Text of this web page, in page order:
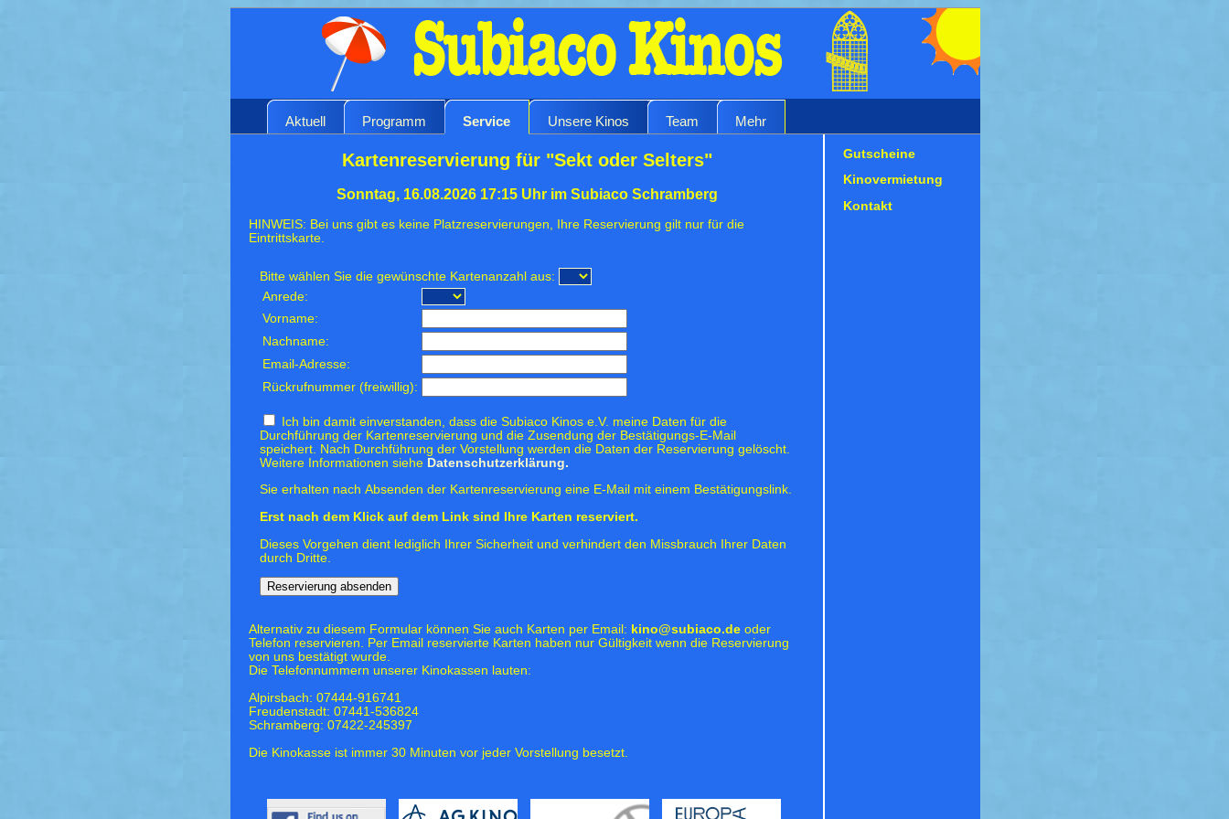
Aktuell Programm Service Unsere Kinos Team Mehr
Kartenreservierung für "Sekt oder Selters"
Sonntag, 16.08.2026 17:15 Uhr im Subiaco Schramberg
HINWEIS: Bei uns gibt es keine Platzreservierungen, Ihre Reservierung gilt nur für die
Eintrittskarte.
Bitte wählen Sie die gewünschte Kartenanzahl aus:
Anrede:
Vorname:
Nachname:
Email-Adresse:
Rückrufnummer (freiwillig):
Ich bin damit einverstanden, dass die Subiaco Kinos e.V. meine Daten für die
Durchführung der Kartenreservierung und die Zusendung der Bestätigungs-E-Mail
speichert. Nach Durchführung der Vorstellung werden die Daten der Reservierung gelöscht.
Weitere Informationen siehe Datenschutzerklärung.
Sie erhalten nach Absenden der Kartenreservierung eine E-Mail mit einem Bestätigungslink.
Erst nach dem Klick auf dem Link sind Ihre Karten reserviert.
Dieses Vorgehen dient lediglich Ihrer Sicherheit und verhindert den Missbrauch Ihrer Daten
durch Dritte.
Alternativ zu diesem Formular können Sie auch Karten per Email: kino@subiaco.de oder
Telefon reservieren. Per Email reservierte Karten haben nur Gültigkeit wenn die Reservierung
von uns bestätigt wurde.
Die Telefonnummern unserer Kinokassen lauten:
Alpirsbach: 07444-916741
Freudenstadt: 07441-536824
Schramberg: 07422-245397
Die Kinokasse ist immer 30 Minuten vor jeder Vorstellung besetzt.
Gutscheine
Kinovermietung
Kontakt